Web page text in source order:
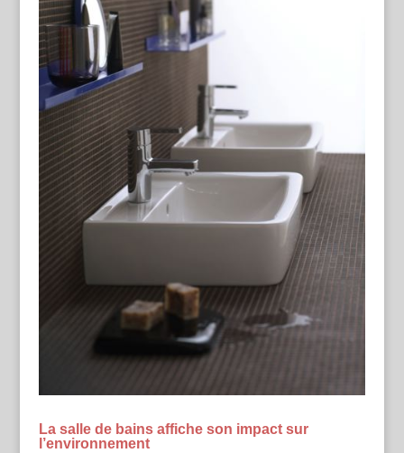
La salle de bains affiche son impact sur
l’environnement